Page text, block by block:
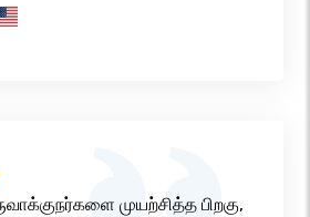
முயற்சித்த பிறகு,